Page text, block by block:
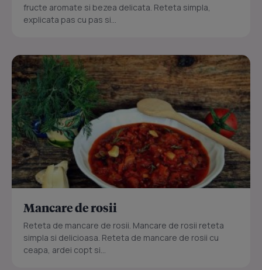
fructe aromate si bezea delicata. Reteta simpla,
explicata pas cu pas si...
Mancare de rosii
Reteta de mancare de rosii. Mancare de rosii reteta
simpla si delicioasa. Reteta de mancare de rosii cu
ceapa, ardei copt si...